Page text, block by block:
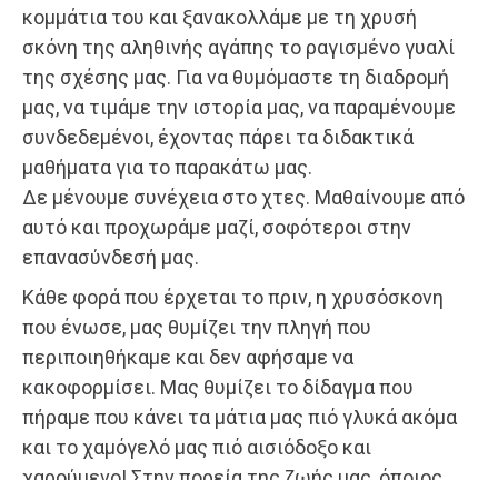
κομμάτια του και ξανακολλάμε με τη χρυσή
σκόνη της αληθινής αγάπης το ραγισμένο γυαλί
της σχέσης μας. Για να θυμόμαστε τη διαδρομή
μας, να τιμάμε την ιστορία μας, να παραμένουμε
συνδεδεμένοι, έχοντας πάρει τα διδακτικά
μαθήματα για το παρακάτω μας.
Δε μένουμε συνέχεια στο χτες. Μαθαίνουμε από
αυτό και προχωράμε μαζί, σοφότεροι στην
επανασύνδεσή μας.
Κάθε φορά που έρχεται το πριν, η χρυσόσκονη
που ένωσε, μας θυμίζει την πληγή που
περιποιηθήκαμε και δεν αφήσαμε να
κακοφορμίσει. Μας θυμίζει το δίδαγμα που
πήραμε που κάνει τα μάτια μας πιό γλυκά ακόμα
και το χαμόγελό μας πιό αισιόδοξο και